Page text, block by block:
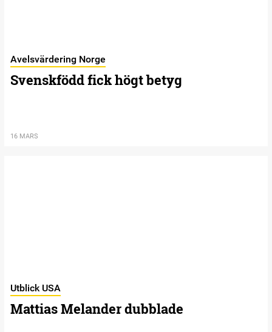
Avelsvärdering Norge
Svenskfödd fick högt betyg
16 MARS
Utblick USA
Mattias Melander dubblade